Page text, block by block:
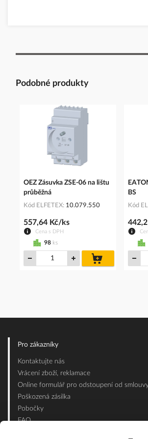
Podobné produkty
OEZ Zásuvka ZSE-06 na lištu
průběžná
Kód ELFETEX 10.079.550
Cena s DPH
557,64 Kč/ks
98 ks
košíku
BS
Kód
Pro zákazníky
Kontaktujte nás
Vrácení zboží, reklamace
Online formulář pro odstoupení od
Poškozená zásilka
Pobočky
FAQ